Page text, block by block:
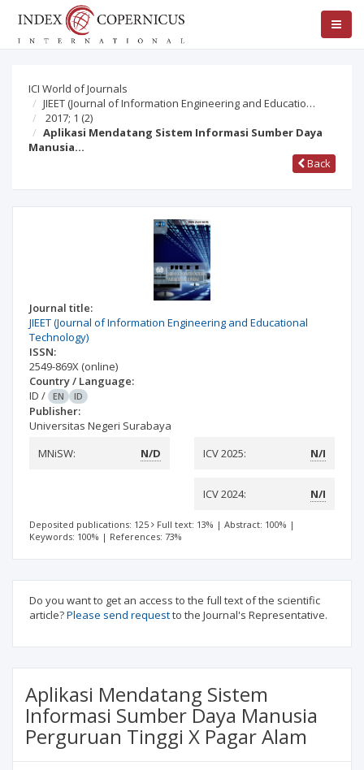
ICI World of Journals
JIEET (Journal of Information Engineering and Educatio…
2017; 1 (2)
Aplikasi Mendatang Sistem Informasi Sumber Daya
Manusia…
Back
Journal title:
JIEET (Journal of Information Engineering and Educational
Technology)
ISSN:
2549-869X (online)
Country / Language:
ID / EN ID
Publisher:
Universitas Negeri Surabaya
MNiSW:
N/D ICV 2025: N/I
ICV 2024: N/I
Deposited publications: 125 Full text: 13% | Abstract: 100% |
Keywords: 100% | References: 73%
Do you want to get an access to the full text of the scientific
article?Please send requestto the Journal's Representative.
Aplikasi Mendatang Sistem
Informasi Sumber Daya Manusia
Perguruan Tinggi X Pagar Alam